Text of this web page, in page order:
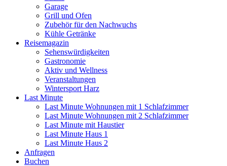
Garage
Grill und Ofen
Zubehör für den Nachwuchs
Kühle Getränke
Reisemagazin
Sehenswürdigkeiten
Gastronomie
Aktiv und Wellness
Veranstaltungen
Wintersport Harz
Last Minute
Last Minute Wohnungen mit 1 Schlafzimmer
Last Minute Wohnungen mit 2 Schlafzimmer
Last Minute mit Haustier
Last Minute Haus 1
Last Minute Haus 2
Anfragen
Buchen